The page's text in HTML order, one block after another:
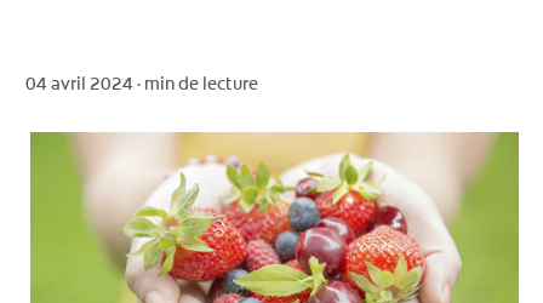
CH (FR)
04 avril 2024 · min de lecture